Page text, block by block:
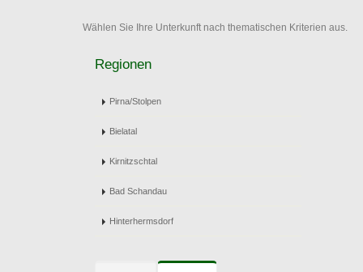
Wählen Sie Ihre Unterkunft nach thematischen Kriterien aus.
Regionen
Pirna/Stolpen
Bielatal
Kirnitzschtal
Bad Schandau
Hinterhermsdorf